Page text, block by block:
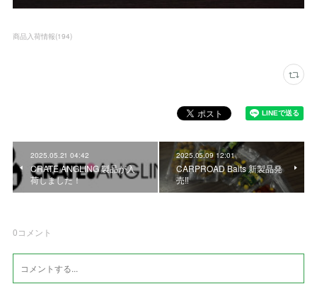
商品入荷情報(194)
2025.05.21 04:42
CRATE ANGLING 製品が入
荷しました！
2025.05.09 12:01
CARPROAD Baits 新製品発
売‼️
0コメント